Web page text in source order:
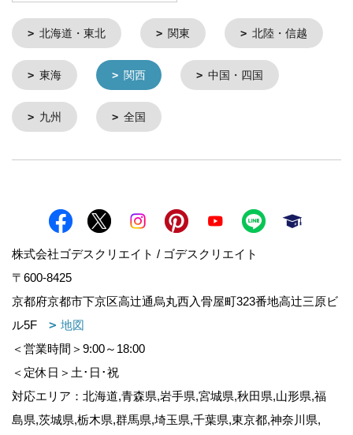
北海道・東北 関東 北陸・信越
東海 関西 中国・四国
九州 全国
株式会社ゴデスクリエイト / ゴデスクリエイト
〒600-8425
京都府京都市下京区高辻通烏丸西入骨屋町323番地高辻三原ビ
ル5F
地図
＜営業時間＞9:00～18:00
＜定休日＞土･日･祝
対応エリア：北海道,青森県,岩手県,宮城県,秋田県,山形県,福
島県,茨城県,栃木県,群馬県,埼玉県,千葉県,東京都,神奈川県,